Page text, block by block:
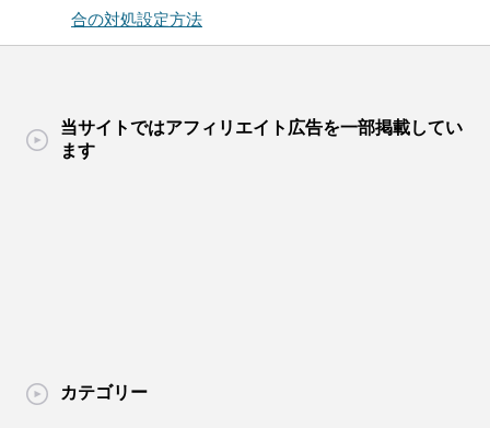
合の対処設定方法
当サイトではアフィリエイト広告を一部掲載してい
ます
カテゴリー